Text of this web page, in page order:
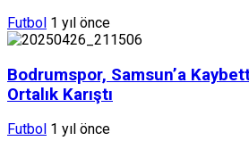
Futbol 1 yıl önce
Bodrumspor, Samsun’a
Ortalık Karıştı
Futbol 1 yıl önce